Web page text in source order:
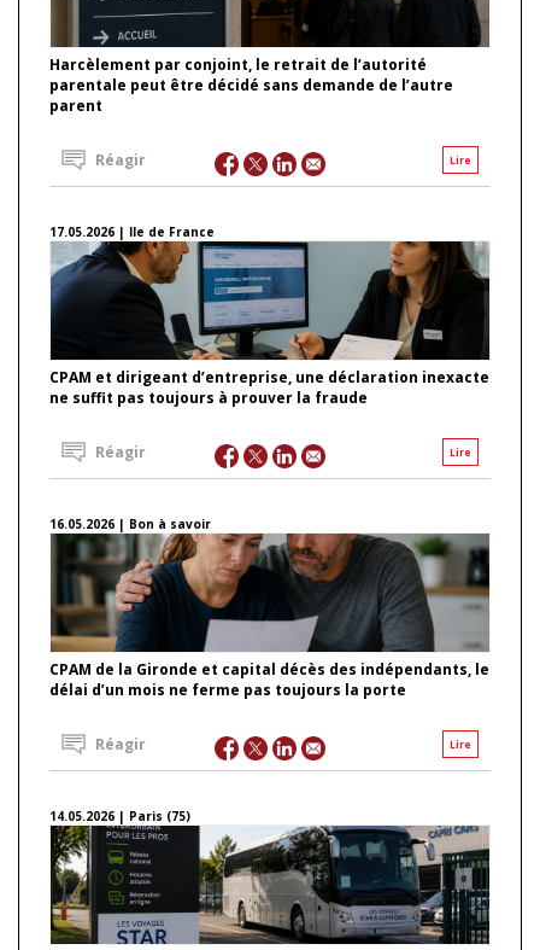
Harcèlement par conjoint, le retrait de l’autorité
parentale peut être décidé sans demande de l’autre
parent
Lire
Réagir
17.05.2026 | Ile de France
CPAM et dirigeant d’entreprise, une déclaration inexacte
ne suffit pas toujours à prouver la fraude
Lire
Réagir
16.05.2026 | Bon à savoir
CPAM de la Gironde et capital décès des indépendants, le
délai d’un mois ne ferme pas toujours la porte
Lire
Réagir
14.05.2026 | Paris (75)